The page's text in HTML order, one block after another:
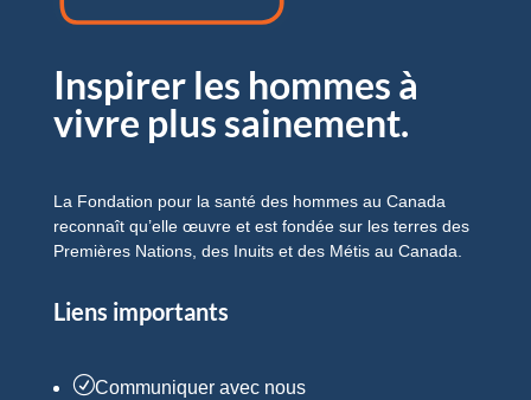
Inspirer les hommes à
vivre plus sainement.
La Fondation pour la santé des hommes au Canada
reconnaît qu’elle œuvre et est fondée sur les terres des
Premières Nations, des Inuits et des Métis au Canada.
Liens importants
RCommuniquer avec nous